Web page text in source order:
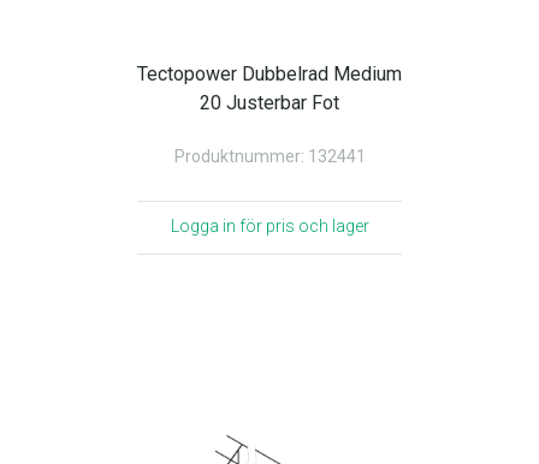
Tectopower Dubbelrad Medium
20 Justerbar Fot
Produktnummer: 132441
Logga in för pris och lager